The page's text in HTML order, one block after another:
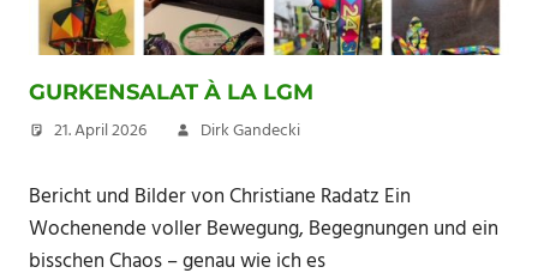
GURKENSALAT À LA LGM
21. April 2026 Dirk Gandecki
Bericht und Bilder von Christiane Radatz Ein
Wochenende voller Bewegung, Begegnungen und ein
bisschen Chaos – genau wie ich es